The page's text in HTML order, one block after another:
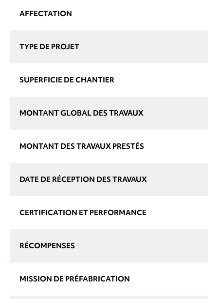
AFFECTATION
TYPE DE PROJET
SUPERFICIE DE CHANTIER
MONTANT GLOBAL DES TRAVAUX
MONTANT DES TRAVAUX PRESTÉS
DATE DE RÉCEPTION DES TRAVAUX
CERTIFICATION ET PERFORMANCE
RÉCOMPENSES
MISSION DE PRÉFABRICATION